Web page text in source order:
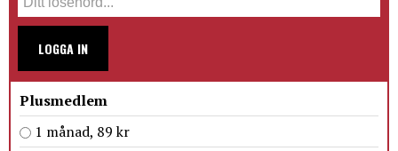
LOGGA IN
Plusmedlem
1 månad, 89 kr